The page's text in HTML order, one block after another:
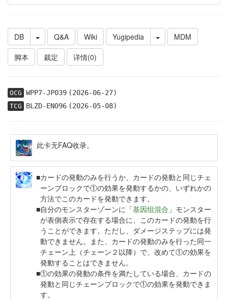
DB Q&A Wiki Yugipedia
MDM
脚本
裁定 详情(0)
OCG WPP7-JP039(2026-06-27)
TCG BLZD-EN096(2026-05-08)
此卡无FAQ收录。
カードの発動のみを行うか、カードの発動と同じチェ
ーンブロックで①の効果を発動するかの、いずれかの
方法でこのカードを発動できます。
自分のモンスターゾーンに「基因组混合 」モンスター
が表側表示で存在する場合に、このカードの発動を行
うことができます。ただし、ダメージステップには発
動できません。また、カードの発動のみを行った同一
チェーン上（チェーン２以降）で、改めて①の効果を
発動することはできません。
①の効果の発動の条件を満たしている場合、カードの
発動と同じチェーンブロックで①の効果を発動できま
す。